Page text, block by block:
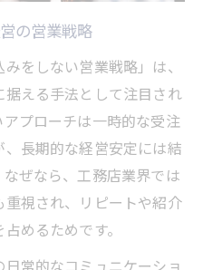
の営業戦略
をしない営業戦略」は、
える手法として注目され
プローチは一時的な受注
長期的な経営安定には結
ぜなら、工務店業界では
視され、リピートや紹介
めるためです。
常的なコミュニケーショ